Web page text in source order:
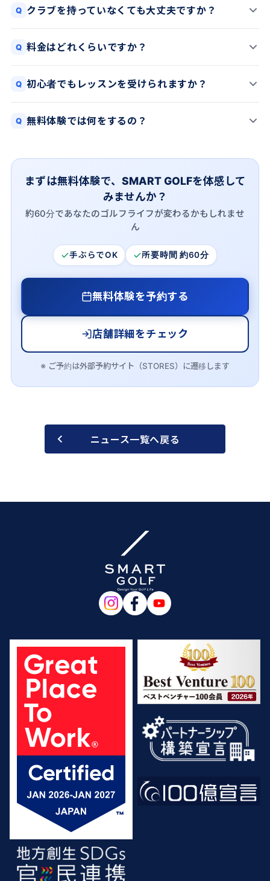
Q クラブを持っていなくても大丈夫ですか？
Q 料金はどれくらいですか？
Q 初心者でもレッスンを受けられますか？
Q 無料体験では何をするの？
まずは無料体験で、SMART GOLFを体感して
みませんか？
約60分であなたのゴルフライフが変わるかもしれませ
ん
手ぶらでOK 所要時間 約60分
無料体験を予約する
店舗詳細をチェック
※ ご予約は外部予約サイト（STORES）に遷移します
ニュース一覧へ戻る